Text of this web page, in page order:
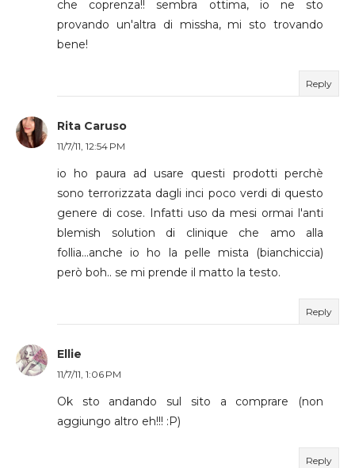
che coprenza!! sembra ottima, io ne sto
provando un'altra di missha, mi sto trovando
bene!
Reply
Rita Caruso
11/7/11, 12:54 PM
io ho paura ad usare questi prodotti perchè
sono terrorizzata dagli inci poco verdi di questo
genere di cose. Infatti uso da mesi ormai l'anti
blemish solution di clinique che amo alla
follia...anche io ho la pelle mista (bianchiccia)
però boh.. se mi prende il matto la testo.
Reply
Ellie
11/7/11, 1:06 PM
Ok sto andando sul sito a comprare (non
aggiungo altro eh!!! :P)
Reply